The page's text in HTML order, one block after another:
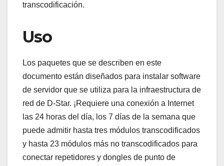
transcodificación.
Uso
Los paquetes que se describen en este
documento están diseñados para instalar software
de servidor que se utiliza para la infraestructura de
red de D-Star. ¡Requiere una conexión a Internet
las 24 horas del día, los 7 días de la semana que
puede admitir hasta tres módulos transcodificados
y hasta 23 módulos más no transcodificados para
conectar repetidores y dongles de punto de